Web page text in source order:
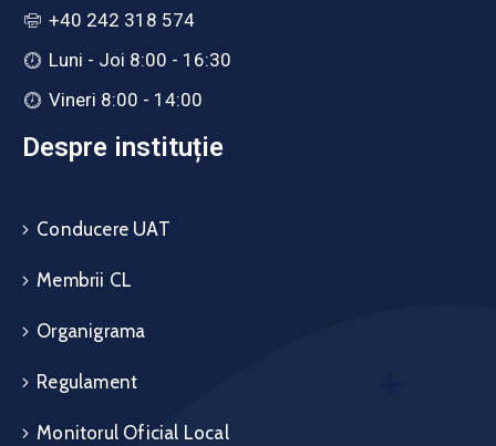
+40 242 318 574
Luni - Joi 8:00 - 16:30
Vineri 8:00 - 14:00
Despre instituție
Conducere UAT
Membrii CL
Organigrama
Regulament
Monitorul Oficial Local